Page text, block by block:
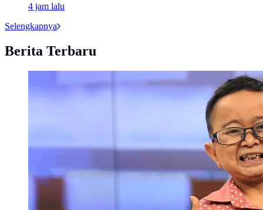
4 jam lalu
Selengkapnya
Berita Terbaru